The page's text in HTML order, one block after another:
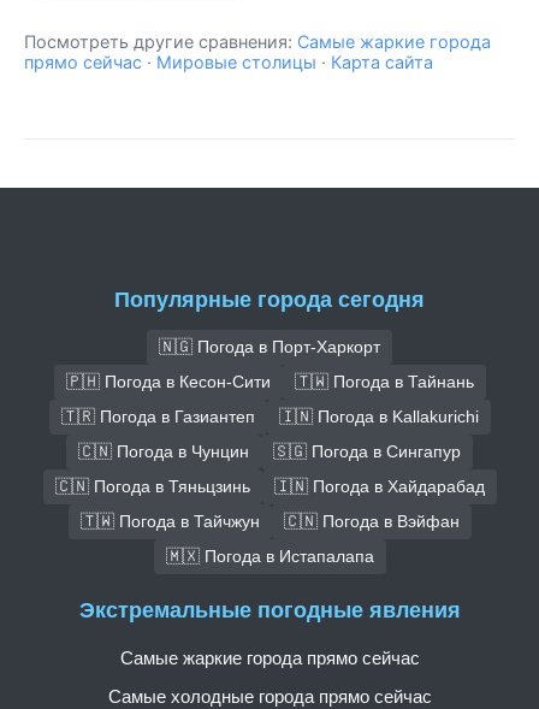
Посмотреть другие сравнения: Самые жаркие города
прямо сейчас · Мировые столицы · Карта сайта
Популярные города сегодня
🇳🇬 Погода в Порт-Харкорт
🇵🇭 Погода в Кесон-Сити
🇹🇼 Погода в Тайнань
🇹🇷 Погода в Газиантеп
🇮🇳 Погода в Kallakurichi
🇨🇳 Погода в Чунцин
🇸🇬 Погода в Сингапур
🇨🇳 Погода в Тяньцзинь
🇮🇳 Погода в Хайдарабад
🇹🇼 Погода в Тайчжун
🇨🇳 Погода в Вэйфан
🇲🇽 Погода в Истапалапа
Экстремальные погодные явления
Самые жаркие города прямо сейчас
Самые холодные города прямо сейчас